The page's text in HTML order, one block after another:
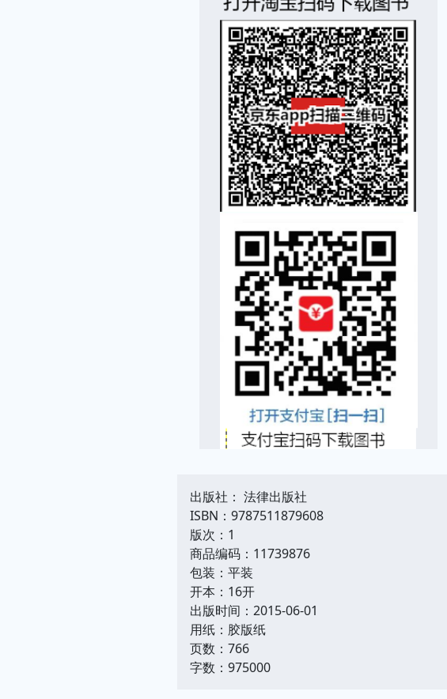
出版社： 法律出版社
ISBN：9787511879608
版次：1
商品编码：11739876
包装：平装
开本：16开
出版时间：2015-06-01
用纸：胶版纸
页数：766
字数：975000